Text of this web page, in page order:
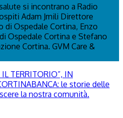
si incontrano a Radio
Adam Jmili Direttore
Ospedale Cortina, Enzo
Ospedale Cortina e Stefano
Cortina. GVM Care &